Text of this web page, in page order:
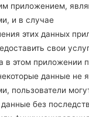
приложением,
и в случае
этих данных
свои
в этом приложении
данные не
пользователи
без